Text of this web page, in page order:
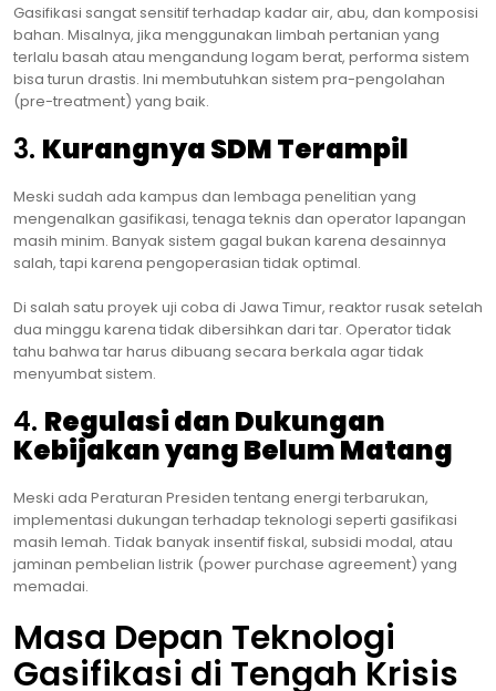
Gasifikasi sangat sensitif terhadap kadar air, abu, dan komposisi
bahan. Misalnya, jika menggunakan limbah pertanian yang
terlalu basah atau mengandung logam berat, performa sistem
bisa turun drastis. Ini membutuhkan sistem pra-pengolahan
(pre-treatment) yang baik.
3. Kurangnya SDM Terampil
Meski sudah ada kampus dan lembaga penelitian yang
mengenalkan gasifikasi, tenaga teknis dan operator lapangan
masih minim. Banyak sistem gagal bukan karena desainnya
salah, tapi karena pengoperasian tidak optimal.
Di salah satu proyek uji coba di Jawa Timur, reaktor rusak setelah
dua minggu karena tidak dibersihkan dari tar. Operator tidak
tahu bahwa tar harus dibuang secara berkala agar tidak
menyumbat sistem.
4. Regulasi dan Dukungan
Kebijakan yang Belum Matang
Meski ada Peraturan Presiden tentang energi terbarukan,
implementasi dukungan terhadap teknologi seperti gasifikasi
masih lemah. Tidak banyak insentif fiskal, subsidi modal, atau
jaminan pembelian listrik (power purchase agreement) yang
memadai.
Masa Depan Teknologi
Gasifikasi di Tengah Krisis